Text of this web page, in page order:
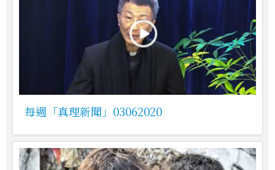
每週「真理新聞」03062020